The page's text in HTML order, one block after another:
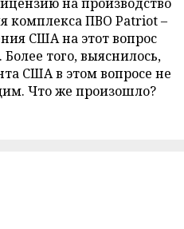
комплекса ПВО Patriot –
США на этот вопрос
того, выяснилось,
США в этом вопросе не
Что же произошло?